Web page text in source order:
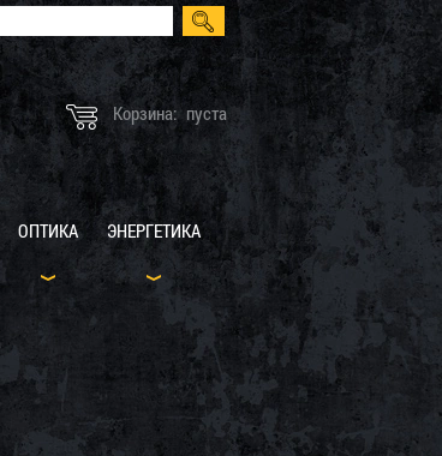
Корзина: пуста
ОПТИКА ЭНЕРГЕТИКА